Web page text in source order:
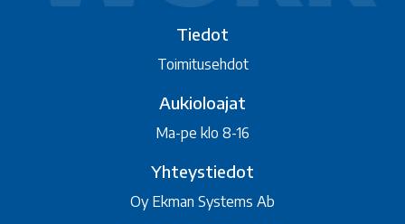
Tiedot
Toimitusehdot
Aukioloajat
Ma-pe klo 8-16
Yhteystiedot
Oy Ekman Systems Ab